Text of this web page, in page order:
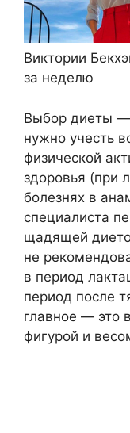
Виктории
за неделю
Выбор диеты —
нужно учесть
физической
здоровья (при
болезнях в
специалиста
щадящей
не
в период
период после
главное — это
фигурой и